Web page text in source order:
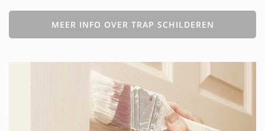
MEER INFO OVER TRAP SCHILDEREN